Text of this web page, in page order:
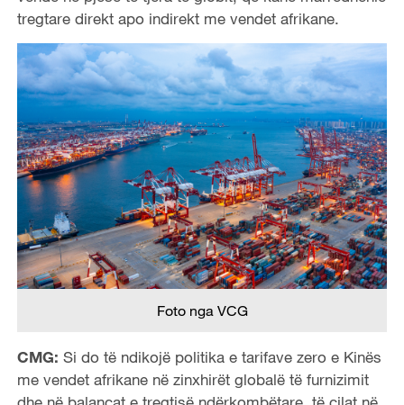
tregtare direkt apo indirekt me vendet afrikane.
Foto nga VCG
CMG: Si do të ndikojë politika e tarifave zero e Kinës
me vendet afrikane në zinxhirët globalë të furnizimit